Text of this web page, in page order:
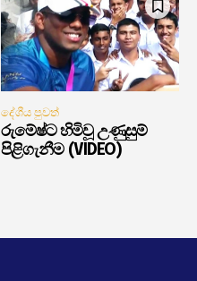
දේශීය පුවත්
රුමේෂ්ට හිමිවූ උණුසුම්
පිළිගැනීම (VIDEO)